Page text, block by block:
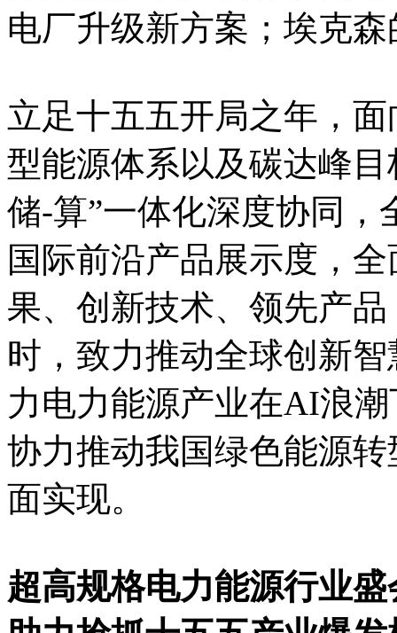
电厂升级新方案；埃克
立足十五五开局之年，
型能源体系以及碳达峰
储-算”一体化深度协同
国际前沿产品展示度，
果、创新技术、领先产
时，致力推动全球创新
力电力能源产业在AI浪
协力推动我国绿色能源
面实现。
超高规格电力能源行业盛